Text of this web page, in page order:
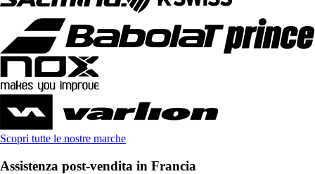
Scopri tutte le nostre marche
Assistenza post-vendita in Francia